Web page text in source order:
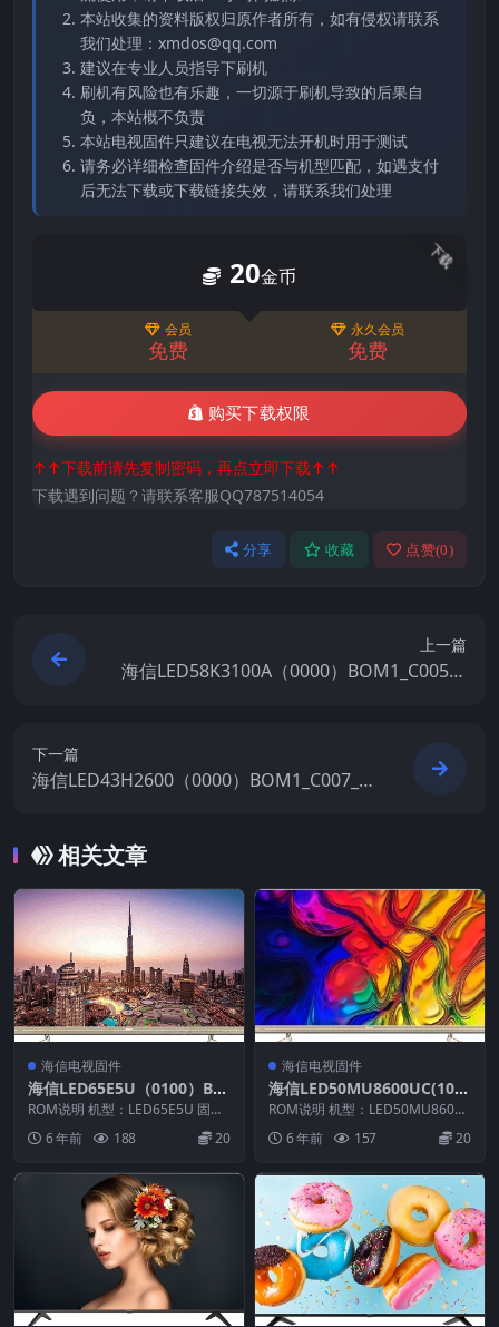
本站收集的资料版权归原作者所有，如有侵权请联系
我们处理：xmdos@qq.com
建议在专业人员指导下刷机
刷机有风险也有乐趣，一切源于刷机导致的后果自
负，本站概不负责
本站电视固件只建议在电视无法开机时用于测试
请务必详细检查固件介绍是否与机型匹配，如遇支付
后无法下载或下载链接失效，请联系我们处理
下载
20金币
会员
免费
永久会员
免费
购买下载权限
↑↑下载前请先复制密码，再点立即下载↑↑
下载遇到问题？请联系客服QQ787514054
分享 收藏 点赞(0)
上一篇
海信LED58K3100A（0000）BOM1_C005_2
下一篇
海信LED43H2600（0000）BOM1_C007_2
相关文章
海信电视固件
海信LED65E5U（0100）BO
M2_C002_20170911官方原
厂USB刷机电视固件包
ROM说明 机型：LED65E5U 固件
版本：（0100） BOM：1 海信L
E... 6 年前 188 20
海信电视固件
海信LED50MU8600UC(100
0) BOM2_C005_20161115官
方原厂USB刷机电视固件包
ROM说明 机型：LED50MU8600
UC 固件版本：（1000） BOM：
2... 6 年前 157 20